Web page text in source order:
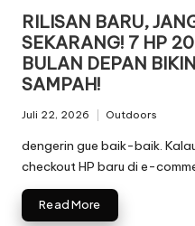
RILISAN BARU,
SEKARANG! 7 HP
BULAN DEPAN
SAMPAH!
Juli 22, 2026
in
Outdoors
dengerin gue baik-baik.
checkout HP baru di e-
Read More